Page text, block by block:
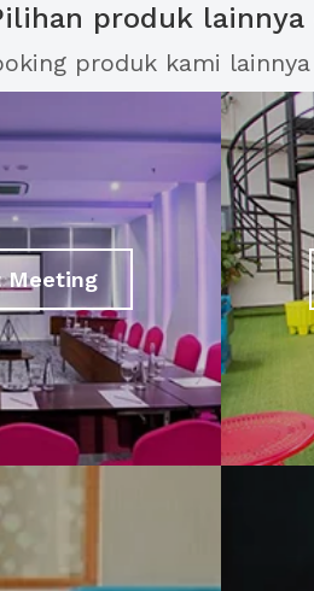
produk lainnya
produk kami
Meeting